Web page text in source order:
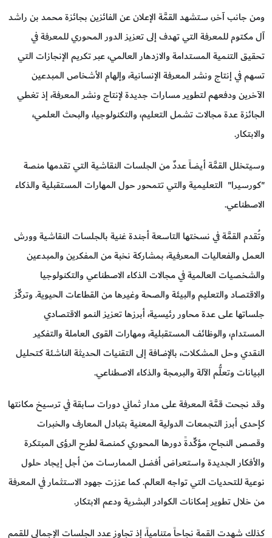
ومن جانب آخر، ستشهد القمَّة الإعلان عن الفائزين بجائزة محمد بن راشد
آل مكتوم للمعرفة التي تهدف إلى تعزيز الدور المحوري للمعرفة في
تحقيق التنمية المستدامة والازدهار العالمي، عبر تكريم الإنجازات التي
تسهم في إنتاج ونشر المعرفة الإنسانية، وإلهام الأشخاص المبدعين
الآخرين ودفعهم لتطوير مسارات جديدة لإنتاج ونشر المعرفة، إذ تغطي
الجائزة عدة مجالات تشمل التعليم، والتكنولوجيا، والبحث العلمي،
والابتكار.
وسيتخلل القمَّة أيضاً عددٌ من الجلسات النقاشية التي تقدمها منصة
"كورسيرا" التعليمية والتي تتمحور حول المهارات المستقبلية والذكاء
الاصطناعي.
وتُقدم القمَّة في نسختها التاسعة أجندة غنية بالجلسات النقاشية وورش
العمل والفعاليات المعرفية، بمشاركة نخبة من المفكرين والمبدعين
والشخصيات العالمية في مجالات الذكاء الاصطناعي والتكنولوجيا
والاقتصاد والتعليم والبيئة والصحة وغيرها من القطاعات الحيوية. وتركِّز
جلساتها على عدة محاور رئيسية، أبرزها تعزيز النمو الاقتصادي
المستدام، والوظائف المستقبلية، ومهارات القوى العاملة والتفكير
النقدي وحل المشكلات، بالإضافة إلى التقنيات الحديثة الناشئة كتحليل
البيانات وتعلُّم الآلة والبرمجة والذكاء الاصطناعي.
وقد نجحت قمَّة المعرفة على مدار ثماني دورات سابقة في ترسيخ مكانتها
كإحدى أبرز التجمعات الدولية المعنية بتبادل المعارف والخبرات
وقصص النجاح، مؤكِّدةً دورها المحوري كمنصة لطرح الرؤى المبتكرة
والأفكار الجديدة واستعراض أفضل الممارسات من أجل إيجاد حلول
نوعية للتحديات التي تواجه العالم. كما عززت جهود الاستثمار في المعرفة
من خلال تطوير إمكانات الكوادر البشرية ودعم الابتكار.
كذلك شهدت القمة نجاحاً متنامياً، إذ تجاوز عدد الجلسات الإجمالي للقمم